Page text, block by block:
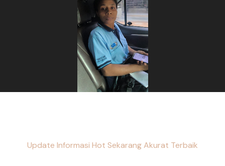
Update Informasi Hot Sekarang Akurat Terbaik